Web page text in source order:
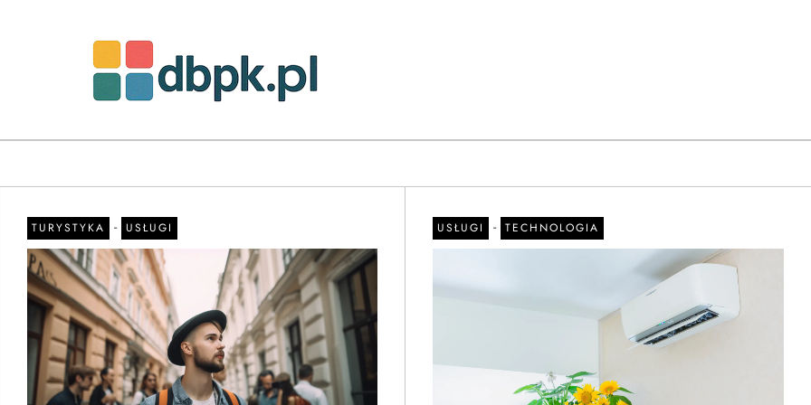
TURYSTYKA - USŁUGI USŁUGI - TECHNOLOGIA